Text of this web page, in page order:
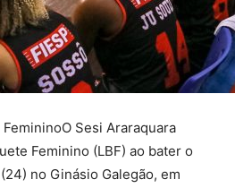
Sesi Araraquara
Feminino (LBF) ao bater o
no Ginásio Galegão, em